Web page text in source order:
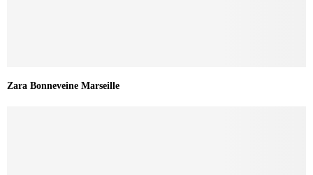
Zara Bonneveine Marseille